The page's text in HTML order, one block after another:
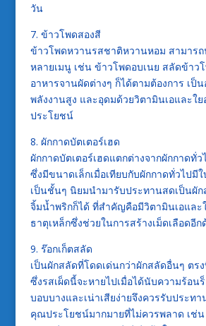
วัน
7. ข้าวโพดสองสี
ข้าวโพดหวานรสชาติหวานหอม สามาร
หลายเมนู เช่น ข้าวโพดอบเนย สลัดข้าว
อาหารจานผัดต่างๆ ก็ได้ตามต้องการ เป็
พลังงานสูง และอุดมด้วยวิตามินเอและใ
ประโยชน์
8. ผักกาดบัตเตอร์เฮด
ผักกาดบัตเตอร์เฮดแตกต่างจากผักกาดทั่
ซึ่งมีขนาดเล็กเมื่อเทียบกับผักกาดทั่วไปมี
เป็นชั้นๆ นิยมนำมารับประทานสดเป็นผัก
จิ้มน้ำพริกก็ได้ ที่สำคัญคือมีวิตามินเอและ
ธาตุเหล็กซึ่งช่วยในการสร้างเม็ดเลือดอีก
9. ร๊อกเก็ตสลัด
เป็นผักสลัดที่โดดเด่นกว่าผักสลัดอื่นๆ ตร
ซึ่งรสเผ็ดนี้จะหายไปเมื่อได้นับความร้อน
บอบบางและเน่าเสียง่ายจึงควรรับประท
คุณประโยชน์มากมายที่ไม่ควรพลาด เช่